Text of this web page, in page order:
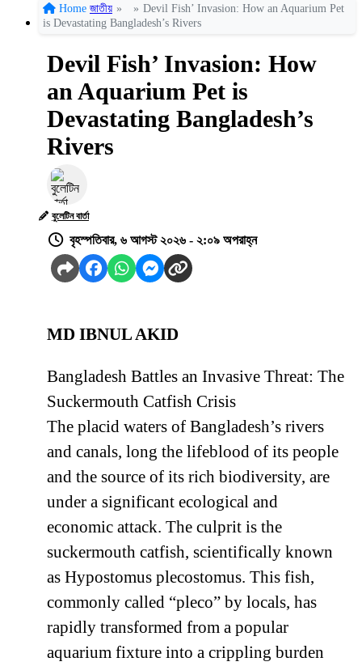
Home জাতীয় » » Devil Fish’ Invasion: How an Aquarium Pet
is Devastating Bangladesh’s Rivers
Devil Fish’ Invasion: How
an Aquarium Pet is
Devastating Bangladesh’s
Rivers
বুলেটিন বার্তা
বৃহস্পতিবার, ৬ আগস্ট ২০২৬ - ২:০৯ অপরাহ্ন
MD IBNUL AKID
Bangladesh Battles an Invasive Threat: The
Suckermouth Catfish Crisis
The placid waters of Bangladesh’s rivers
and canals, long the lifeblood of its people
and the source of its rich biodiversity, are
under a significant ecological and
economic attack. The culprit is the
suckermouth catfish, scientifically known
as Hypostomus plecostomus. This fish,
commonly called “pleco” by locals, has
rapidly transformed from a popular
aquarium fixture into a crippling burden